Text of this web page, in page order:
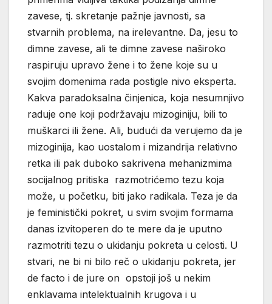
zavese, tj. skretanje pažnje javnosti, sa
stvarnih problema, na irelevantne. Da, jesu to
dimne zavese, ali te dimne zavese naširoko
raspiruju upravo žene i to žene koje su u
svojim domenima rada postigle nivo eksperta.
Kakva paradoksalna činjenica, koja nesumnjivo
raduje one koji podržavaju mizoginiju, bili to
muškarci ili žene. Ali, budući da verujemo da je
mizoginija, kao uostalom i mizandrija relativno
retka ili pak duboko sakrivena mehanizmima
socijalnog pritiska razmotrićemo tezu koja
može, u početku, biti jako radikala. Teza je da
je feministički pokret, u svim svojim formama
danas izvitoperen do te mere da je uputno
razmotriti tezu o ukidanju pokreta u celosti. U
stvari, ne bi ni bilo reč o ukidanju pokreta, jer
de facto i de jure on opstoji još u nekim
enklavama intelektualnih krugova i u